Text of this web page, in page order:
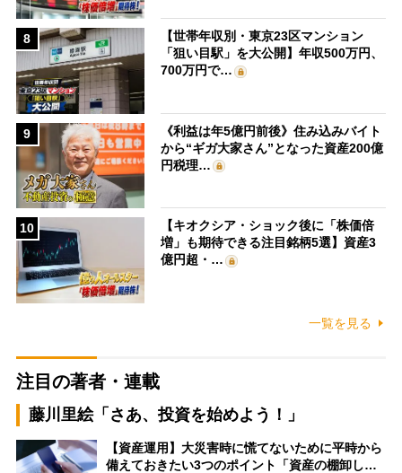
8
【世帯年収別・東京23区マンション
「狙い目駅」を大公開】年収500万円、
700万円で…
9
《利益は年5億円前後》住み込みバイト
から“ギガ大家さん”となった資産200億
円税理…
10
【キオクシア・ショック後に「株価倍
増」も期待できる注目銘柄5選】資産3
億円超・…
一覧を見る
注目の著者・連載
藤川里絵「さあ、投資を始めよう！」
【資産運用】大災害時に慌てないために平時から
備えておきたい3つのポイント「資産の棚卸し…